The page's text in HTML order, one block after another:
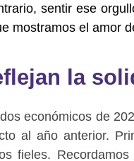
sentir ese
mostramos el amor
la
económicos de
al año anterior.
fieles.